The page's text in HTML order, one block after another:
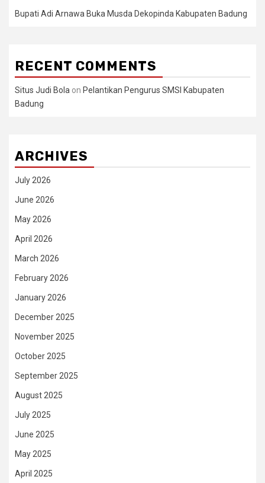
Bupati Adi Arnawa Buka Musda Dekopinda Kabupaten Badung
RECENT COMMENTS
Situs Judi Bola on Pelantikan Pengurus SMSI Kabupaten
Badung
ARCHIVES
July 2026
June 2026
May 2026
April 2026
March 2026
February 2026
January 2026
December 2025
November 2025
October 2025
September 2025
August 2025
July 2025
June 2025
May 2025
April 2025